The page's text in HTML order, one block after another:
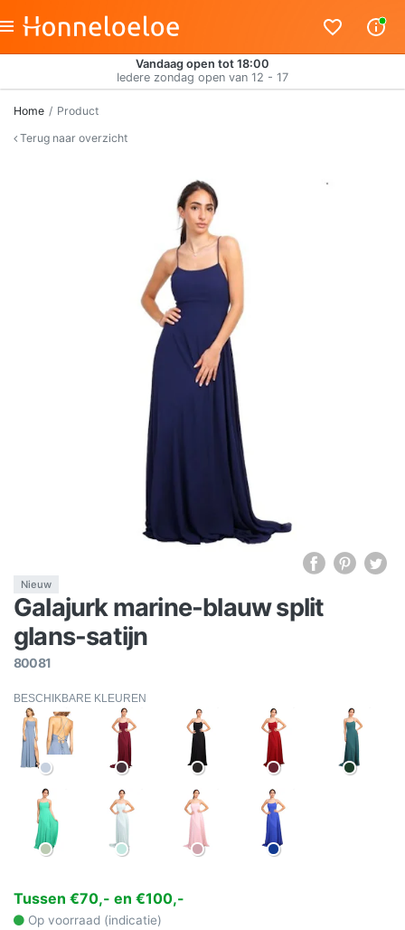
Vandaag open tot 18:00
Iedere zondag open van 12 - 17
Home
Product
Terug naar overzicht
Nieuw
Galajurk marine-blauw split
glans-satijn
80081
BESCHIKBARE KLEUREN
Tussen €70,- en €100,-
Op voorraad (indicatie)